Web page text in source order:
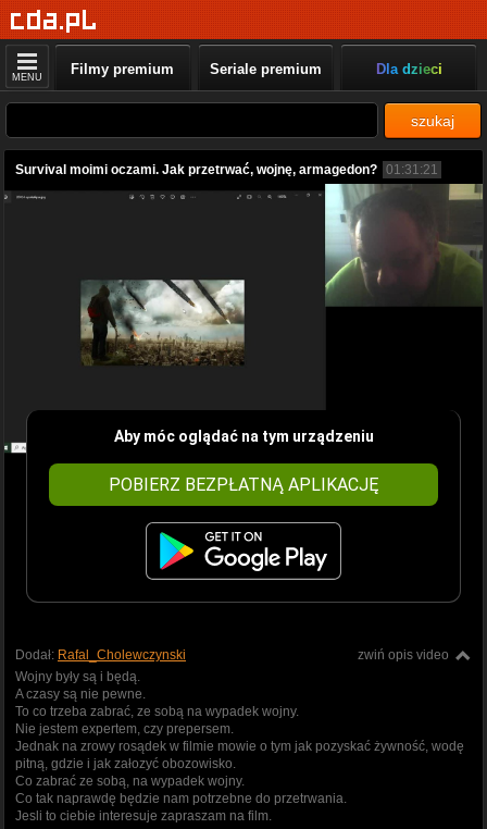
MENU Filmy premium Seriale premium Dla dzieci
szukaj
Survival moimi oczami. Jak przetrwać, wojnę, armagedon? 01:31:21
Aby móc oglądać na tym urządzeniu
POBIERZ BEZPŁATNĄ APLIKACJĘ
zwiń opis video
Dodał: Rafal_Cholewczynski
Wojny były są i będą.
A czasy są nie pewne.
To co trzeba zabrać, ze sobą na wypadek wojny.
Nie jestem expertem, czy prepersem.
Jednak na zrowy rosądek w filmie mowie o tym jak pozyskać żywność, wodę
pitną, gdzie i jak załozyć obozowisko.
Co zabrać ze sobą, na wypadek wojny.
Co tak naprawdę będzie nam potrzebne do przetrwania.
Jesli to ciebie interesuje zapraszam na film.